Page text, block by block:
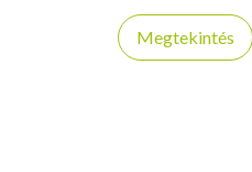
Megtekintés